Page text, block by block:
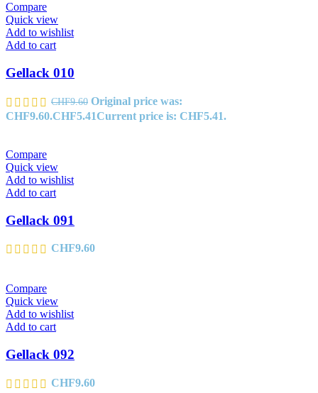
Compare
Quick view
Add to wishlist
Add to cart
Gellack 010
CHF9.60 Original price was:
CHF9.60.CHF5.41Current price is: CHF5.41.
Compare
Quick view
Add to wishlist
Add to cart
Gellack 091
CHF9.60
Compare
Quick view
Add to wishlist
Add to cart
Gellack 092
CHF9.60